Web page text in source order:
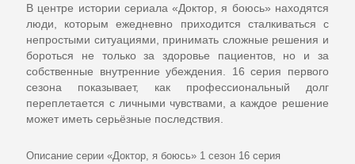
В центре истории сериала«Доктор, я боюсь» находятся
люди, которым ежедневно приходится сталкиваться с
непростыми ситуациями, принимать сложные решения и
бороться не только за здоровье пациентов, но и за
собственные внутренние убеждения. 16 серия первого
сезона показывает, как профессиональный долг
переплетается с личными чувствами, а каждое решение
может иметь серьёзные последствия.
Описание серии «Доктор, я боюсь» 1 сезон 16 серия